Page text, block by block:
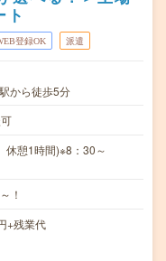
ト
登録OK 派遣
から徒歩5分
憩1時間)※8：30～
！
+残業代